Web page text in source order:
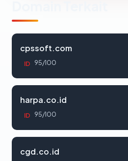
cpssoft.com
ID 95/100
harpa.co.id
ID 95/100
cgd.co.id